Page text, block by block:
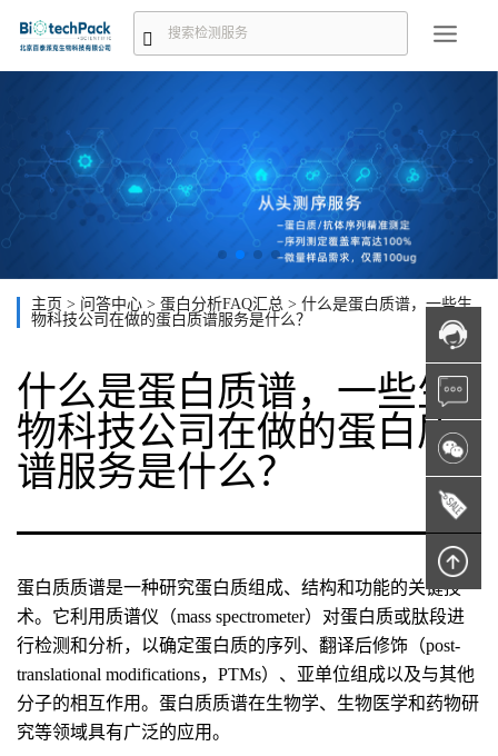
主页 > 问答中心 > 蛋白分析FAQ汇总 > 什么是蛋白质谱，一些生
物科技公司在做的蛋白质谱服务是什么？
什么是蛋白质谱，一些生
物科技公司在做的蛋白质
谱服务是什么？
蛋白质质谱是一种研究蛋白质组成、结构和功能的关键技
术。它利用质谱仪（mass spectrometer）对蛋白质或肽段进
行检测和分析，以确定蛋白质的序列、翻译后修饰（post-
translational modifications，PTMs）、亚单位组成以及与其他
分子的相互作用。蛋白质质谱在生物学、生物医学和药物研
究等领域具有广泛的应用。